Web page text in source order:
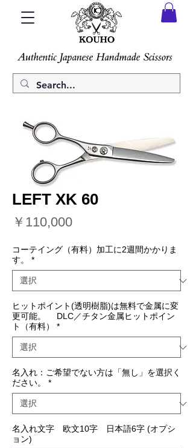
LEFT XK 60
￥110,000価
コーテイング（有料）加工に2週間かかりま
す。
*
ヒットポイント(透明樹脂)は無料で金属に変
更可能。 DLC／チタン金属ヒットポイン
ト（有料）
*
名入れ：ご希望でない方は「無し」を選択く
ださい。
*
名入れ文字 欧文10字 日本語6字 (オプシ
ョン)